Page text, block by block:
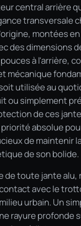
central arrière
transversale
montées
des dimensions
pouces à l'arrière,
mécanique
utilisée au
ou simplement
de ces
absolue
de maintenir
de son bolide.
de toute jante alu,
avec le
urbain. Un
rayure profonde